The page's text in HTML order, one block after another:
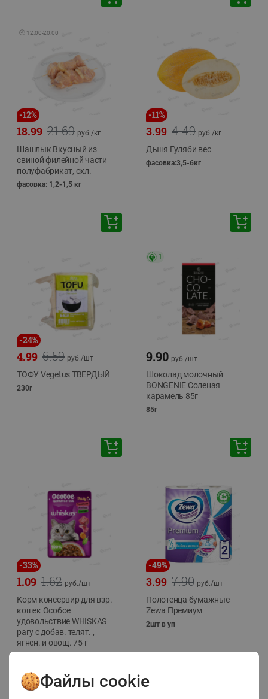
🕘 12:00-20:00
-12%
21.69
18.99 руб./кг
Шашлык Вкусный из
свиной филейной части
полуфабрикат, охл.
фасовка: 1,2-1,5 кг
-11%
4.49
3.99 руб./кг
Дыня Гуляби вес
фасовка:3,5-6кг
-24%
6.59
4.99 руб./шт
ТОФУ Vegetus ТВЕРДЫЙ
230г
1
9.90 руб./шт
Шоколад молочный
BONGENIE Соленая
карамель 85г
85г
-33%
1.62
1.09 руб./шт
Корм консервир для взр.
кошек Особое
удовольствие WHISKAS
рагу с добав. телят. ,
ягнен. и овощ. 75 г
-49%
7.90
3.99 руб./шт
Полотенца бумажные
Zewa Премиум
2шт в уп
Файлы cookie